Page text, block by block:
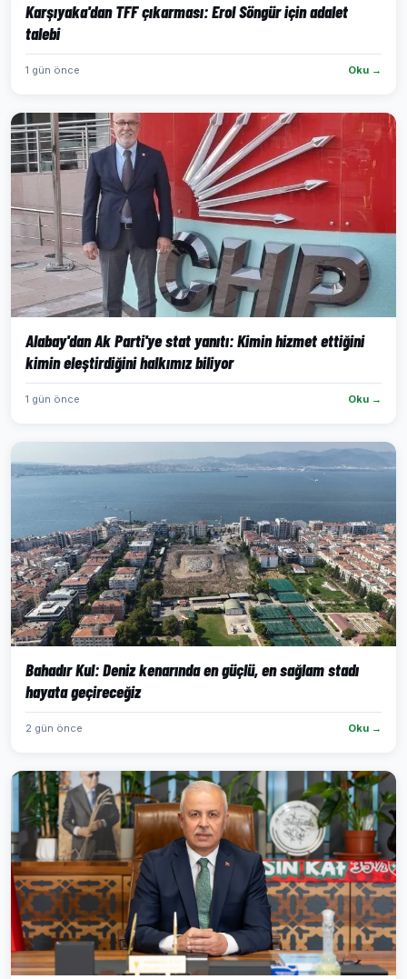
Karşıyaka'dan TFF çıkarması: Erol Söngür için adalet
talebi
1 gün önce Oku →
Alabay'dan Ak Parti'ye stat yanıtı: Kimin hizmet ettiğini
kimin eleştirdiğini halkımız biliyor
1 gün önce Oku →
Bahadır Kul: Deniz kenarında en güçlü, en sağlam stadı
hayata geçireceğiz
2 gün önce Oku →